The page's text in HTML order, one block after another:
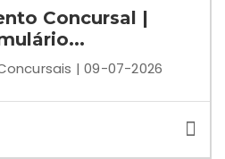
Concursal |
| 09-07-2026